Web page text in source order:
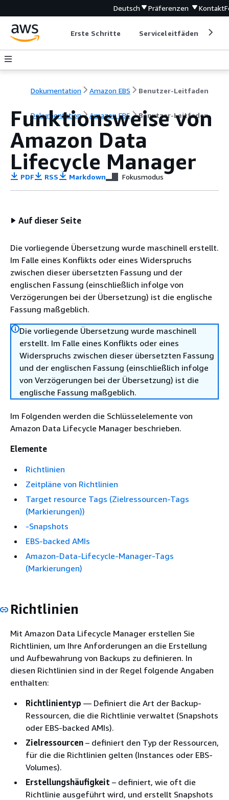
Deutsch Präferenzen Kontakt
Erste Schritte Serviceleitfäden
Dokumentation Amazon EBS Benutzer-Leitfaden
Dokumentation Amazon EBS Benutzer-Leitfaden
Funktionsweise von
Amazon Data
Lifecycle Manager
PDF RSS Markdown Fokusmodus
Auf dieser Seite
Die vorliegende Übersetzung wurde maschinell erstellt.
Im Falle eines Konflikts oder eines Widerspruchs
zwischen dieser übersetzten Fassung und der
englischen Fassung (einschließlich infolge von
Verzögerungen bei der Übersetzung) ist die englische
Fassung maßgeblich.
Die vorliegende Übersetzung wurde maschinell
erstellt. Im Falle eines Konflikts oder eines
Widerspruchs zwischen dieser übersetzten Fassung
und der englischen Fassung (einschließlich infolge
von Verzögerungen bei der Übersetzung) ist die
englische Fassung maßgeblich.
Im Folgenden werden die Schlüsselelemente von
Amazon Data Lifecycle Manager beschrieben.
Elemente
Richtlinien
Zeitpläne von Richtlinien
Target resource Tags (Zielressourcen-Tags
(Markierungen))
-Snapshots
EBS-backed AMIs
Amazon-Data-Lifecycle-Manager-Tags
(Markierungen)
Richtlinien
Mit Amazon Data Lifecycle Manager erstellen Sie
Richtlinien, um Ihre Anforderungen an die Erstellung
und Aufbewahrung von Backups zu definieren. In
diesen Richtlinien sind in der Regel folgende Angaben
enthalten:
Richtlinientyp — Definiert die Art der Backup-
Ressourcen, die die Richtlinie verwaltet (Snapshots
oder EBS-backed AMIs).
Zielressourcen – definiert den Typ der Ressourcen,
für die die Richtlinien gelten (Instances oder EBS-
Volumes).
Erstellungshäufigkeit – definiert, wie oft die
Richtlinie ausgeführt wird, und erstellt Snapshots